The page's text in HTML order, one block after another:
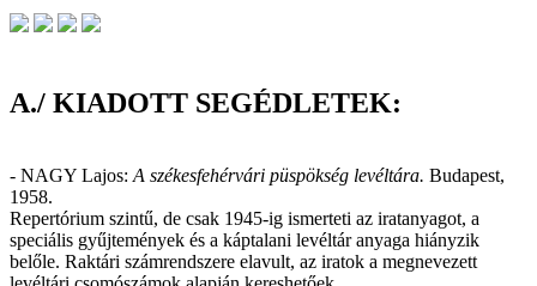
A./ KIADOTT SEGÉDLETEK:
- NAGY Lajos: A székesfehérvári püspökség levéltára. Budapest,
1958.
Repertórium szintű, de csak 1945-ig ismerteti az iratanyagot, a
speciális gyűjtemények és a káptalani levéltár anyaga hiányzik
belőle. Raktári számrendszere elavult, az iratok a megnevezett